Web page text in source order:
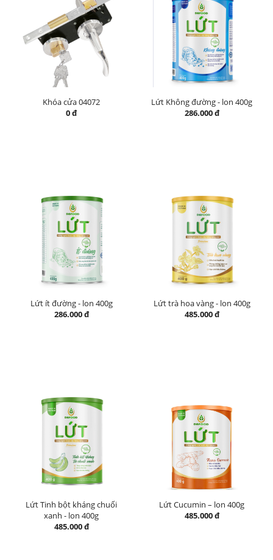
Khóa cửa 04072
0 đ
Lứt Không đường - lon 400g
286.000 đ
Lứt ít đường - lon 400g
286.000 đ
Lứt trà hoa vàng - lon 400g
485.000 đ
Lứt Tinh bột kháng chuối
xanh - lon 400g
485.000 đ
Lứt Cucumin – lon 400g
485.000 đ